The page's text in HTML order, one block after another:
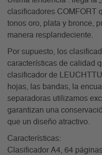
clasificadores COMFORT
tonos oro, plata y bronce,
manera resplandeciente.
Por supuesto, los
características de calidad
clasificador de
hojas, las bandas, la
separadoras utilizamos
garantizan una
que un diseño atractivo.
Características:
Clasificador A4, 64